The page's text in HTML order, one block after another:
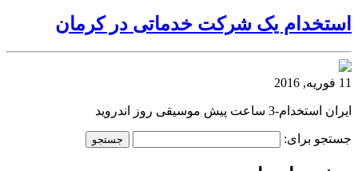
استخدام یک شرکت خدماتی در کرمان
11 فوریه, 2016
ایران استخدام-3 ساعت پیش موسیقی روز اندروید
جستجو برای: